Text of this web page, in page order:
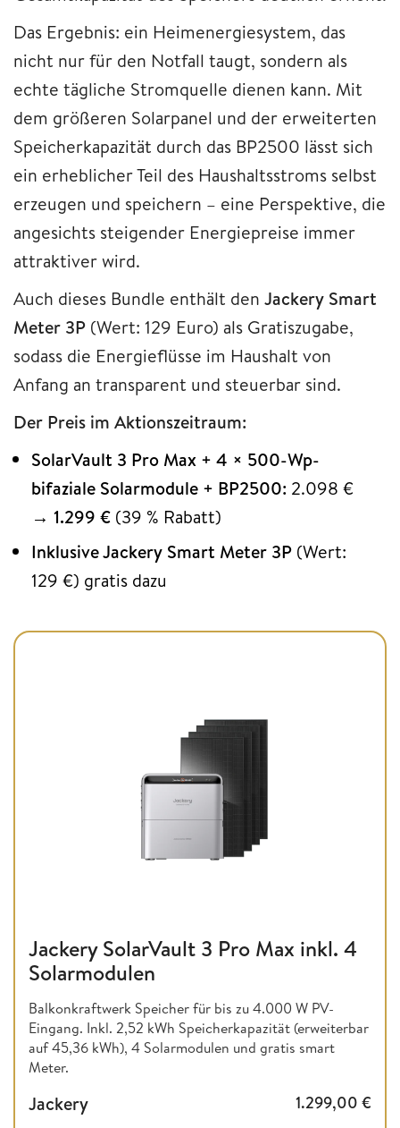
Das Ergebnis: ein Heimenergiesystem, das
nicht nur für den Notfall taugt, sondern als
echte tägliche Stromquelle dienen kann. Mit
dem größeren Solarpanel und der erweiterten
Speicherkapazität durch das BP2500 lässt sich
ein erheblicher Teil des Haushaltsstroms selbst
erzeugen und speichern – eine Perspektive, die
angesichts steigender Energiepreise immer
attraktiver wird.
Auch dieses Bundle enthält den Jackery Smart
Meter 3P (Wert: 129 Euro) als Gratiszugabe,
sodass die Energieflüsse im Haushalt von
Anfang an transparent und steuerbar sind.
Der Preis im Aktionszeitraum:
SolarVault 3 Pro Max + 4 × 500-Wp-
bifaziale Solarmodule + BP2500: 2.098 €
→ 1.299 € (39 % Rabatt)
Inklusive Jackery Smart Meter 3P (Wert:
129 €) gratis dazu
Jackery SolarVault 3 Pro Max inkl. 4
Solarmodulen
Balkonkraftwerk Speicher für bis zu 4.000 W PV-
Eingang. Inkl. 2,52 kWh Speicherkapazität (erweiterbar
auf 45,36 kWh), 4 Solarmodulen und gratis smart
Meter.
Jackery 1.299,00 €